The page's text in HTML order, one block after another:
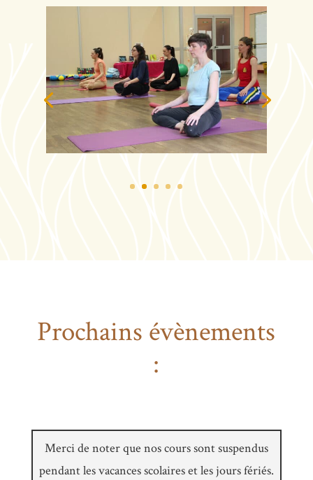
Prochains évènements
:
Merci de noter que nos cours sont suspendus
pendant les vacances scolaires et les jours fériés.